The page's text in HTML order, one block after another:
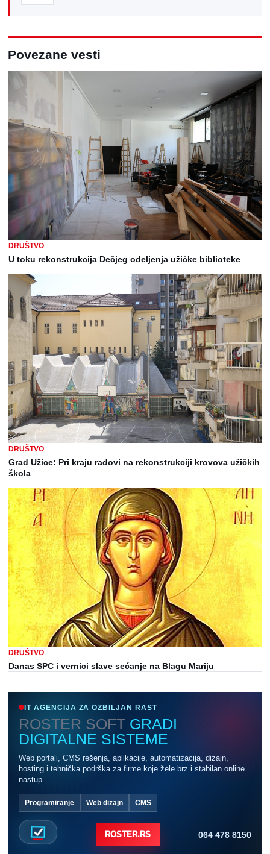
Povezane vesti
DRUŠTVO
U toku rekonstrukcija Dečjeg odeljenja užičke biblioteke
DRUŠTVO
Grad Užice: Pri kraju radovi na rekonstrukciji krovova užičkih
škola
DRUŠTVO
Danas SPC i vernici slave sećanje na Blagu Mariju
IT AGENCIJA ZA OZBILJAN RAST
ROSTER SOFT GRADI
DIGITALNE SISTEME
Web portali, CMS rešenja, aplikacije, automatizacija, dizajn,
hosting i tehnička podrška za firme koje žele brz i stabilan online
nastup.
Programiranje Web dizajn CMS
ROSTER.RS 064 478 8150